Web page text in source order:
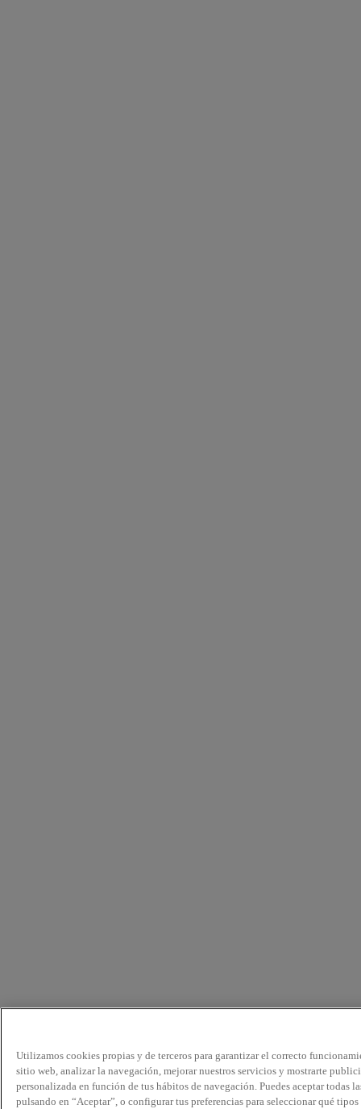
Utilizamos cookies propias y de terceros para garantizar el correcto
sitio web, analizar la navegación, mejorar nuestros servicios y mostrarte
personalizada en función de tus hábitos de navegación. Puedes aceptar todas
pulsando en “Aceptar”, o configurar tus preferencias para seleccionar qué tipos